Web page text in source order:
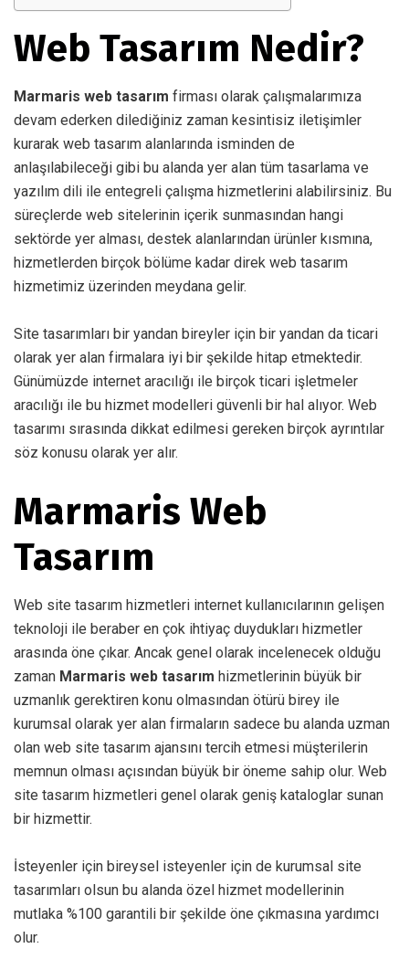
Web Tasarım Nedir?
Marmaris web tasarım firması olarak çalışmalarımıza
devam ederken dilediğiniz zaman kesintisiz iletişimler
kurarak web tasarım alanlarında isminden de
anlaşılabileceği gibi bu alanda yer alan tüm tasarlama ve
yazılım dili ile entegreli çalışma hizmetlerini alabilirsiniz. Bu
süreçlerde web sitelerinin içerik sunmasından hangi
sektörde yer alması, destek alanlarından ürünler kısmına,
hizmetlerden birçok bölüme kadar direk web tasarım
hizmetimiz üzerinden meydana gelir.
Site tasarımları bir yandan bireyler için bir yandan da ticari
olarak yer alan firmalara iyi bir şekilde hitap etmektedir.
Günümüzde internet aracılığı ile birçok ticari işletmeler
aracılığı ile bu hizmet modelleri güvenli bir hal alıyor. Web
tasarımı sırasında dikkat edilmesi gereken birçok ayrıntılar
söz konusu olarak yer alır.
Marmaris Web
Tasarım
Web site tasarım hizmetleri internet kullanıcılarının gelişen
teknoloji ile beraber en çok ihtiyaç duydukları hizmetler
arasında öne çıkar. Ancak genel olarak incelenecek olduğu
zaman Marmaris web tasarım hizmetlerinin büyük bir
uzmanlık gerektiren konu olmasından ötürü birey ile
kurumsal olarak yer alan firmaların sadece bu alanda uzman
olan web site tasarım ajansını tercih etmesi müşterilerin
memnun olması açısından büyük bir öneme sahip olur. Web
site tasarım hizmetleri genel olarak geniş kataloglar sunan
bir hizmettir.
İsteyenler için bireysel isteyenler için de kurumsal site
tasarımları olsun bu alanda özel hizmet modellerinin
mutlaka %100 garantili bir şekilde öne çıkmasına yardımcı
olur.